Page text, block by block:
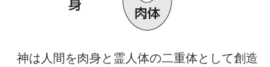
神は人間を肉身と霊人体の二重体として創造